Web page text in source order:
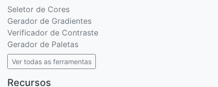
Seletor de Cores
Gerador de Gradientes
Verificador de Contraste
Gerador de Paletas
Ver todas as ferramentas
Recursos